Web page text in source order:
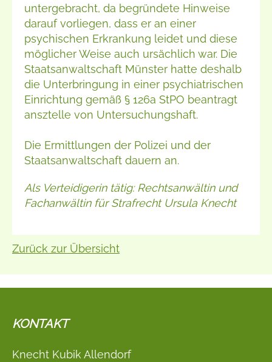
untergebracht, da begründete Hinweise
darauf vorliegen, dass er an einer
psychischen Erkrankung leidet und diese
möglicher Weise auch ursächlich war. Die
Staatsanwaltschaft Münster hatte deshalb
die Unterbringung in einer psychiatrischen
Einrichtung gemäß § 126a StPO beantragt
ansztelle von Untersuchungshaft.
Die Ermittlungen der Polizei und der
Staatsanwaltschaft dauern an.
Als Verteidigerin tätig: Rechtsanwältin und
Fachanwältin für Strafrecht Ursula Knecht
Zurück zur Übersicht
KONTAKT
Knecht Kubik Allendorf